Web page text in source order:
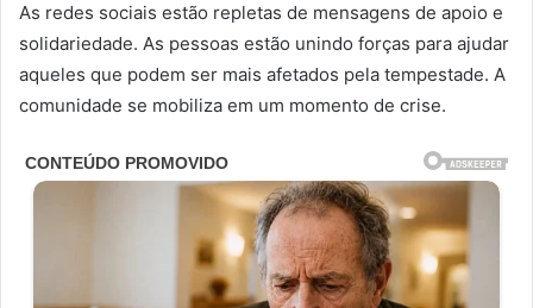
As redes sociais estão repletas de mensagens de apoio e
solidariedade. As pessoas estão unindo forças para ajudar
aqueles que podem ser mais afetados pela tempestade. A
comunidade se mobiliza em um momento de crise.